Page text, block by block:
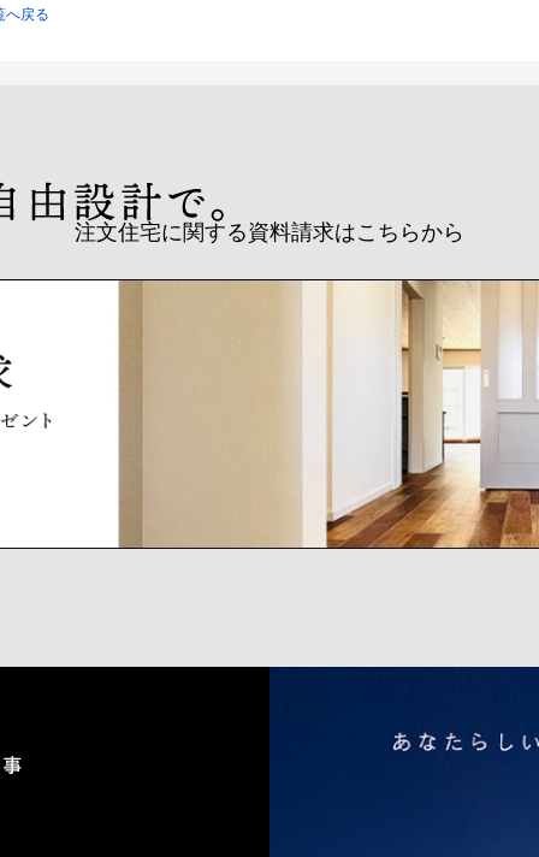
へ戻る
注文住宅に関する資料請求はこちらから